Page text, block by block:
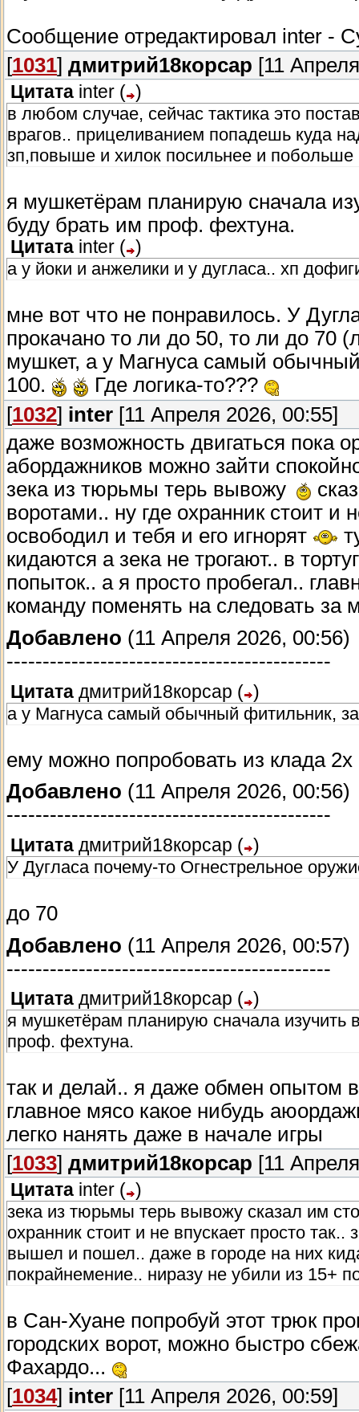
Сообщение отредактировал inter -
[1031] дмитрий18корсар [11
Цитата inter ( )
в любом случае, сейчас тактика это
врагов.. прицеливанием попадешь куда
зп,повыше и хилок посильнее и побольше
я мушкетёрам планирую сначала
буду брать им проф. фехтуна.
Цитата inter ( )
а у йоки и анжелики и у дугласа.. хп
мне вот что не понравилось. У
прокачано то ли до 50, то ли до 70
мушкет, а у Магнуса самый
100.
Где логика-то???
[1032] inter [11 Апреля 2026, 00:55]
даже возможность двигаться пока
абордажников можно зайти
зека из тюрьмы терь вывожу
воротами.. ну где охранник стоит и
освободил и тебя и его игнорят
кидаются а зека не трогают.. в
попыток.. а я просто пробегал..
команду поменять на следовать
Добавлено (11 Апреля 2026, 00:56)
---------------------------------------------
Цитата дмитрий18корсар ( )
а у Магнуса самый обычный фитильник,
ему можно попробовать из клада
Добавлено (11 Апреля 2026, 00:56)
---------------------------------------------
Цитата дмитрий18корсар ( )
У Дугласа почему-то Огнестрельное
до 70
Добавлено (11 Апреля 2026, 00:57)
---------------------------------------------
Цитата дмитрий18корсар ( )
я мушкетёрам планирую сначала изучить
проф. фехтуна.
так и делай.. я даже обмен опытом
главное мясо какое нибудь
легко нанять даже в начале игры
[1033] дмитрий18корсар [11
Цитата inter ( )
зека из тюрьмы терь вывожу сказал им
охранник стоит и не впускает просто
вышел и пошел.. даже в городе на них
покрайнемение.. ниразу не убили из 15+
в Сан-Хуане попробуй этот трюк
городских ворот, можно быстро
Фахардо...
[1034] inter [11 Апреля 2026, 00:59]